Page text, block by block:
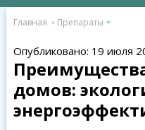
Главная Препараты
Опубликовано: 19 июля
домов: